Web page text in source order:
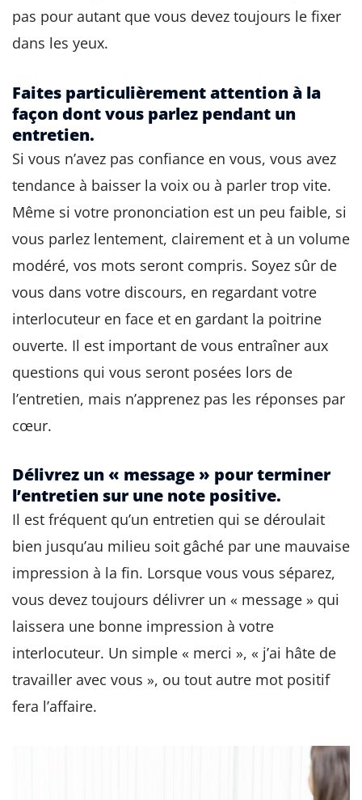
pas pour autant que vous devez toujours le fixer
dans les yeux.
Faites particulièrement attention à la
façon dont vous parlez pendant un
entretien.
Si vous n’avez pas confiance en vous, vous avez
tendance à baisser la voix ou à parler trop vite.
Même si votre prononciation est un peu faible, si
vous parlez lentement, clairement et à un volume
modéré, vos mots seront compris. Soyez sûr de
vous dans votre discours, en regardant votre
interlocuteur en face et en gardant la poitrine
ouverte. Il est important de vous entraîner aux
questions qui vous seront posées lors de
l’entretien, mais n’apprenez pas les réponses par
cœur.
Délivrez un « message » pour terminer
l’entretien sur une note positive.
Il est fréquent qu’un entretien qui se déroulait
bien jusqu’au milieu soit gâché par une mauvaise
impression à la fin. Lorsque vous vous séparez,
vous devez toujours délivrer un « message » qui
laissera une bonne impression à votre
interlocuteur. Un simple « merci », « j’ai hâte de
travailler avec vous », ou tout autre mot positif
fera l’affaire.